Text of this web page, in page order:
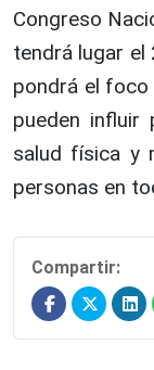
Congreso
tendrá lugar el
pondrá el
pueden influir
salud física y
personas en
Compartir: